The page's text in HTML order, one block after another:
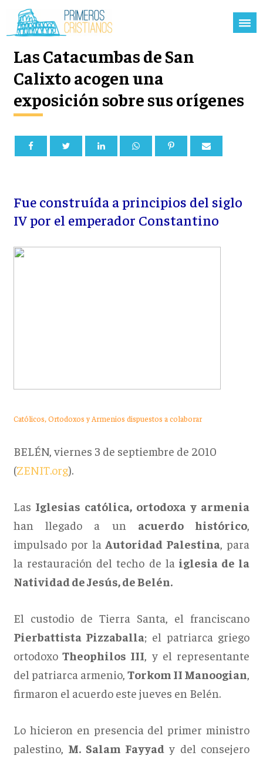
Las Catacumbas de San
Calixto acogen una
exposición sobre sus orígenes
Fue construída a principios del siglo
IV por el emperador Constantino
Católicos, Ortodoxos y Armenios dispuestos a colaborar
BELÉN, viernes 3 de septiembre de 2010
(ZENIT.org).
Las Iglesias católica, ortodoxa y armenia
han llegado a un acuerdo histórico,
impulsado por la Autoridad Palestina, para
la restauración del techo de la iglesia de la
Natividad de Jesús, de Belén.
El custodio de Tierra Santa, el franciscano
Pierbattista Pizzaballa; el patriarca griego
ortodoxoTheophilos III, y el representante
del patriarca armenio,Torkom II Manoogian,
firmaron el acuerdo este jueves en Belén.
Lo hicieron en presencia del primer ministro
palestino, M. Salam Fayyad y del consejero